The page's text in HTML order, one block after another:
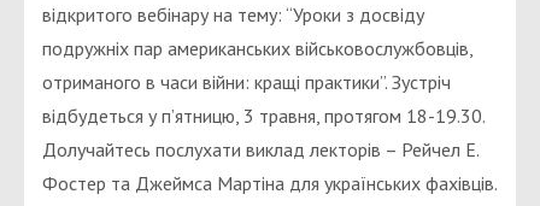
відкритого вебінару на тему: “Уроки з досвіду
подружніх пар американських військовослужбовців,
отриманого в часи війни: кращі практики”. Зустріч
відбудеться у п’ятницю, 3 травня, протягом 18-19.30.
Долучайтесь послухати виклад лекторів – Рейчел Е.
Фостер та Джеймса Мартіна для українських фахівців.